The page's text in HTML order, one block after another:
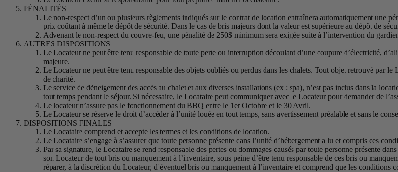
PÉNALITÉS
Le non-respect d’un ou plusieurs règlements indiqués sur le contrat de location entraînera automatiquement une
prix coûtant à même le dépôt de sécurité. Dans le cas de bris majeurs dont la valeur est supérieure au dépôt de
Advenant le non-respect du couvre-feu, une pénalité de 250$ minimum sera exigée suite à l’intervention du
AUTRES DISPOSITIONS
Le Locateur ne peut être tenu responsable de toute perte ou interruption découlant d’une coupure d’électricité,
majeure.
Le Locateur ne peut être tenu responsable des objets oubliés ou perdus dans les chalets. Tout objet retrouvé par
de charité.
Le service de déneigement des accès au chalet et aux diverses installations (ex : spa), n’est pas inclus dans la
tout temps pendant le séjour. Si nécessaire, le Locataire peut communiquer avec le Locateur pour demander de
Le locateur n’assure pas le fonctionnement du BBQ entre le 1er Octobre et le 30 Avril.
Le Locateur se réserve le droit d’accéder à l’unité louée en tout temps, sans avertissement préalable et sans le
DISPOSITIONS FINALES
Le Locataire comprend et accepte les termes et les conditions de location.
Le Locataire s’engage à s’assurer que toute personne présente dans l’unité d’hébergement a lu et compris ces
Par sa signature, le Locataire se rend responsable des pertes ou dommages causés par toute personne présente
son Locateur de tout bris ou manquement à l’inventaire, sous peine d’être tenu responsable de ces bris ou
réparer, à la discrétion du Locateur, d’éventuel bris ou manquement à l’inventaire et comprend que les conditions